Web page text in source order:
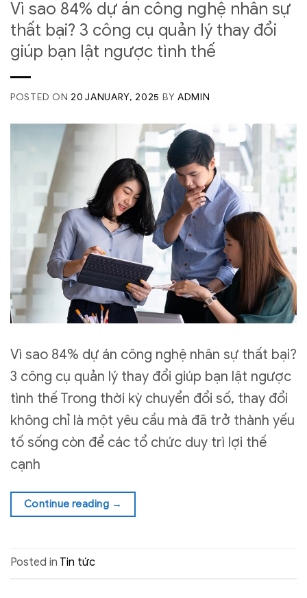
Vì sao 84% dự án công nghệ nhân sự
thất bại? 3 công cụ quản lý thay đổi
giúp bạn lật ngược tình thế
POSTED ON 20 JANUARY, 2025 BYADMIN
Vì sao 84% dự án công nghệ nhân sự thất bại?
3 công cụ quản lý thay đổi giúp bạn lật ngược
tình thế Trong thời kỳ chuyển đổi số, thay đổi
không chỉ là một yêu cầu mà đã trở thành yếu
tố sống còn để các tổ chức duy trì lợi thế
cạnh
Continue reading →
Posted in Tin tức